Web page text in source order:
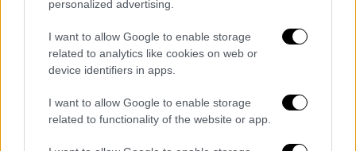
personalized advertising.
I want to allow Google to enable storage
related to analytics like cookies on web or
device identifiers in apps.
I want to allow Google to enable storage
related to functionality of the website or app.
Ελεονώρα Ζουγανέλη.
Σε αυτή τη φάση της ζωής της, η Αργυρώ
βιώνει μια εσωτερική ένταση, μια
συναισθηματική αναστάτωση. Ο ψυχικός της